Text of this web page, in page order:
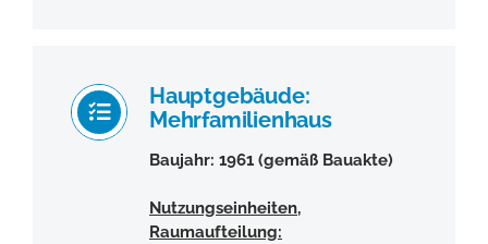
Hauptgebäude:
Mehrfamilienhaus
Baujahr: 1961 (gemäß Bauakte)
Nutzungseinheiten,
Raumaufteilung: